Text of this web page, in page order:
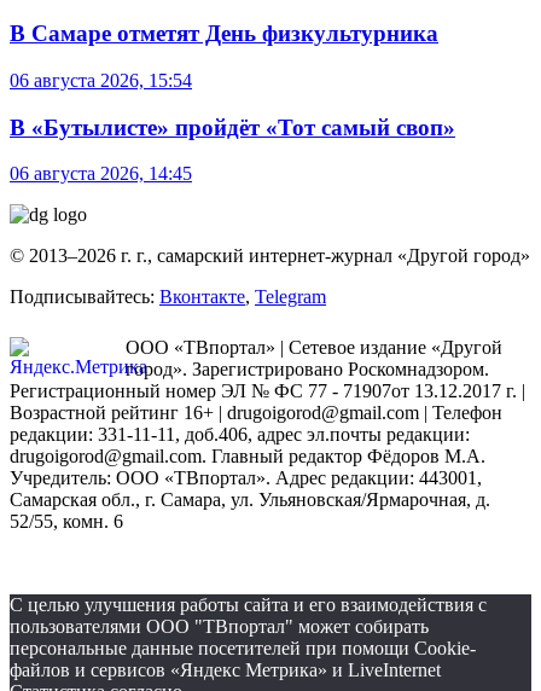
В Самаре отметят День физкультурника
06 августа 2026, 15:54
В «Бутылисте» пройдёт «Тот самый своп»
06 августа 2026, 14:45
© 2013–2026 г. г., самарский интернет-журнал «Другой город»
Подписывайтесь: Вконтакте, Telegram
ООО «ТВпортал» | Сетевое издание «Другой
город». Зарегистрировано Роскомнадзором.
Регистрационный номер ЭЛ № ФС 77 - 71907от 13.12.2017 г. |
Возрастной рейтинг 16+ | drugoigorod@gmail.com | Телефон
редакции: 331-11-11, доб.406, адрес эл.почты редакции:
drugoigorod@gmail.com. Главный редактор Фёдоров М.А.
Учредитель: ООО «ТВпортал». Адрес редакции: 443001,
Самарская обл., г. Самара, ул. Ульяновская/Ярмарочная, д.
52/55, комн. 6
С целью улучшения работы сайта и его взаимодействия с
пользователями ООО "ТВпортал" может собирать
персональные данные посетителей при помощи Cookie-
файлов и сервисов «Яндекс Метрика» и LiveInternet